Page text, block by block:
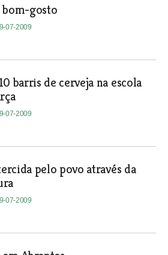
bom-gosto
07-2009
barris de cerveja na escola
07-2009
pelo povo através da
07-2009